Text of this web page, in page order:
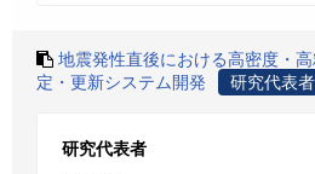
地震発性直後における高密度・
定・更新システム開発
研究代表者
研究代表者